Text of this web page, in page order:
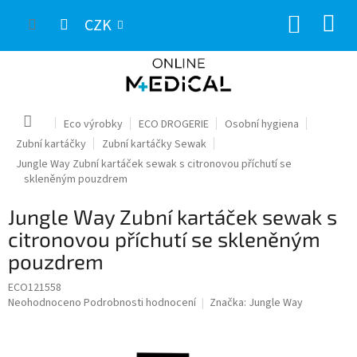
CZK
Domů Eco výrobky ECO DROGERIE
Osobní hygiena
Zubní kartáčky
Zubní kartáčky Sewak
Jungle Way Zubní kartáček sewak s citronovou příchutí se
skleněným pouzdrem
Jungle Way Zubní kartáček sewak s
citronovou příchutí se skleněným
pouzdrem
ECO121558
Průměrné
Neohodnoceno Podrobnosti hodnocení Značka: Jungle Way